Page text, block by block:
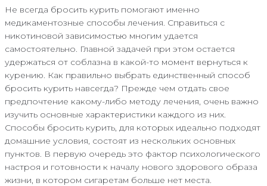
Не всегда бросить курить помогают именно
медикаментозные способы лечения. Справиться с
никотиновой зависимостью многим удается
самостоятельно. Главной задачей при этом остается
удержаться от соблазна в какой-то момент вернуться к
курению. Как правильно выбрать единственный способ
бросить курить навсегда? Прежде чем отдать свое
предпочтение какому-либо методу лечения, очень важно
изучить основные характеристики каждого из них.
Способы бросить курить, для которых идеально подходят
домашние условия, состоят из нескольких основных
пунктов. В первую очередь это фактор психологического
настроя и готовности к началу нового здорового образа
жизни, в котором сигаретам больше нет места.